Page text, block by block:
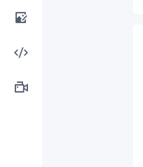
AI设
AI图
AI编